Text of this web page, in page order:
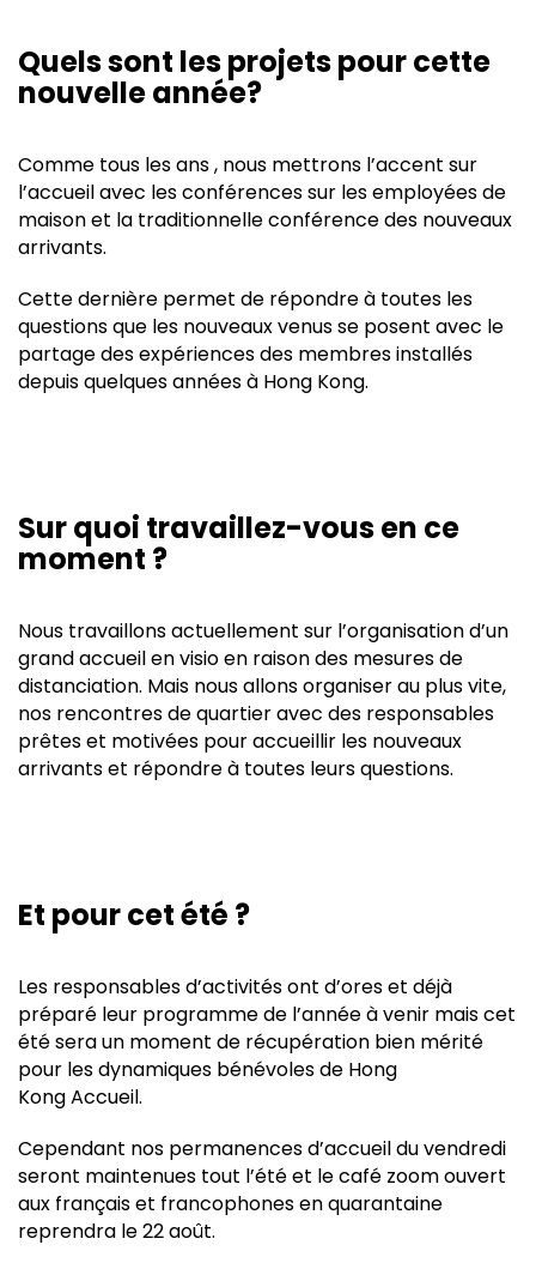
Quels sont les projets pour cette
nouvelle année?
Comme tous les ans , nous mettrons l’accent sur
l’accueil avec les conférences sur les employées de
maison et la traditionnelle conférence des nouveaux
arrivants.
Cette dernière permet de répondre à toutes les
questions que les nouveaux venus se posent avec le
partage des expériences des membres installés
depuis quelques années à Hong Kong.
Sur quoi travaillez-vous en ce
moment ?
Nous travaillons actuellement sur l’organisation d’un
grand accueil en visio en raison des mesures de
distanciation. Mais nous allons organiser au plus vite,
nos rencontres de quartier avec des responsables
prêtes et motivées pour accueillir les nouveaux
arrivants et répondre à toutes leurs questions.
Et pour cet été ?
Les responsables d’activités ont d’ores et déjà
préparé leur programme de l’année à venir mais cet
été sera un moment de récupération bien mérité
pour les dynamiques bénévoles de Hong
Kong Accueil.
Cependant nos permanences d’accueil du vendredi
seront maintenues tout l’été et le café zoom ouvert
aux français et francophones en quarantaine
reprendra le 22 août.